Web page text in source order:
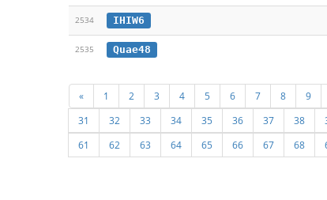
2534 IHIW6
2535 Quae48
« 1 2 3 4 5 6 7 8 9
31
32 33 34 35 36 37 38
61
62 63 64 65 66 67 68